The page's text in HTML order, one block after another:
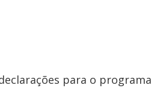
para o programa